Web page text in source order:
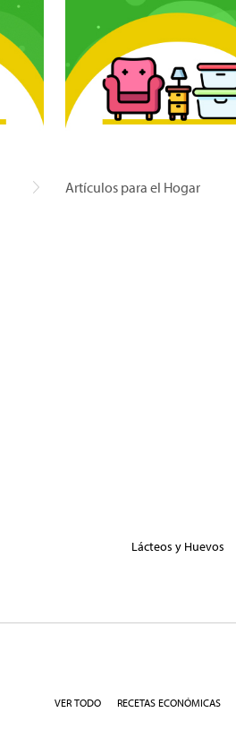
Artículos para el Hogar
Lácteos y Huevos
VER TODO RECETAS ECONÓMICAS